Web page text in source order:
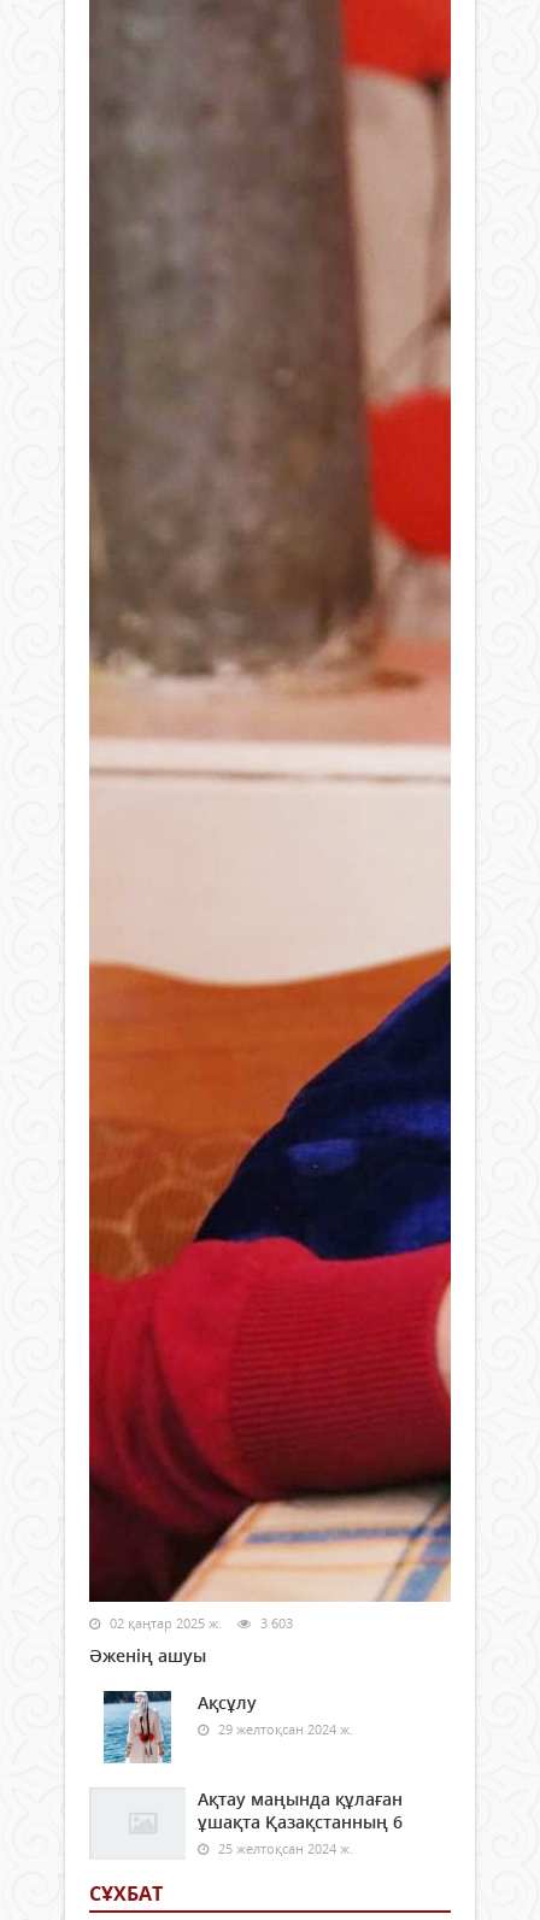
02 қаңтар 2025 ж. 3 603
Әженің ашуы
Ақсұлу
29 желтоқсан 2024 ж.
Ақтау маңында құлаған
ұшақта Қазақстанның 6
25 желтоқсан 2024 ж.
СҰХБАТ